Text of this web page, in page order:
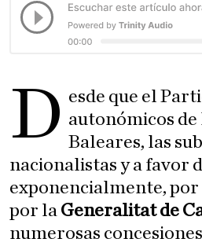
D esde que el
autonómicos
Baleares, las
nacionalistas y a favor
exponencialmente, por
por la Generalitat de
numerosas